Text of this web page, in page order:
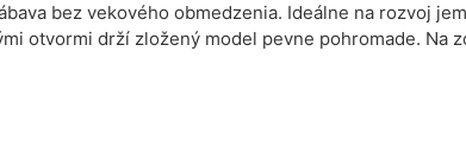
bez vekového obmedzenia. Ideálne na rozvoj
otvormi drží zložený model pevne pohromade. Na